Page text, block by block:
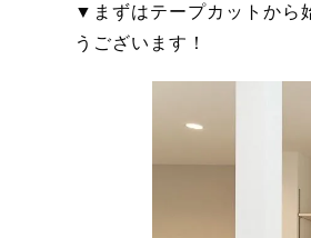
▼まずはテープカットから
うございます！